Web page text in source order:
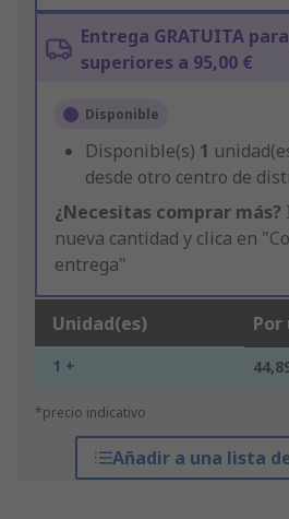
Entrega GRATUITA
superiores a 95,00 €
Disponible
Disponible(s) 1
desde otro centro de
¿Necesitas comprar más?
nueva cantidad y clica en
entrega"
Unidad(es) Por
1 +
*precio indicativo
Añadir a una lista